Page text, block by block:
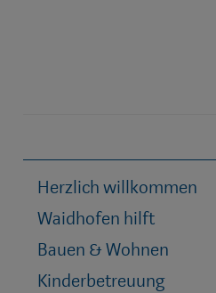
Herzlich willkommen
Waidhofen hilft
Bauen & Wohnen
Kinderbetreuung